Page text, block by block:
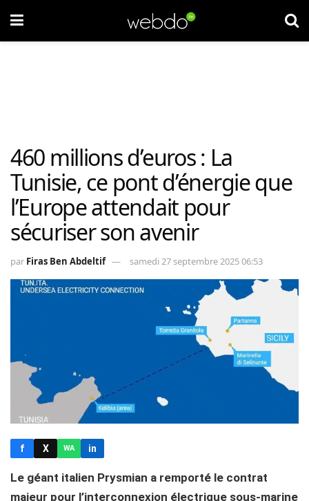
460 millions d’euros : La
Tunisie, ce pont d’énergie que
l’Europe attendait pour
sécuriser son avenir
par Firas Ben Abdeltif samedi 27 septembre 2025 06:53
f X WA in
Le géant italien Prysmian a remporté le contrat
majeur pour l’interconnexion électrique sous-marine